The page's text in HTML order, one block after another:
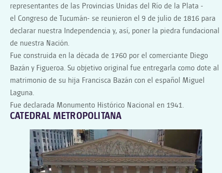
representantes de las Provincias Unidas del Río de la Plata -
el Congreso de Tucumán- se reunieron el 9 de julio de 1816 para
declarar nuestra Independencia y, así, poner la piedra fundacional
de nuestra Nación.
Fue construida en la década de 1760 por el comerciante Diego
Bazán y Figueroa. Su objetivo original fue entregarla como dote al
matrimonio de su hija Francisca Bazán con el español Miguel
Laguna.
Fue declarada Monumento Histórico Nacional en 1941.
CATEDRAL METROPOLITANA